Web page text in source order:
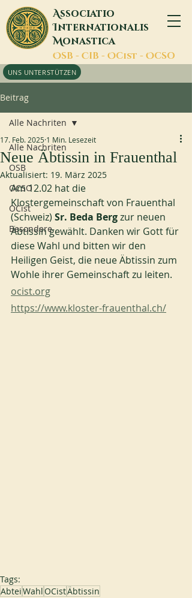
Associatio
Internationalis
Monastica
OSB - CIB - OCist - OCSO
UNS UNTERSTÜTZEN
Beitrag
Alle Nachriten
OSB
OCSO
OCist
Besondere
Alle Nachriten
Neue Äbtissin in Frauenthal
17. Feb. 2025 1 Min. Lesezeit
Aktualisiert: 19. März 2025
Am 12.02 hat die
Klostergemeinschaft von Frauenthal
(Schweiz) Sr. Beda Berg zur neuen
Äbtissin gewählt. Danken wir Gott für
diese Wahl und bitten wir den
Heiligen Geist, die neue Äbtissin zum
Wohle ihrer Gemeinschaft zu leiten.
ocist.org
https://www.kloster-frauenthal.ch/
Tags:
AbteiWahlOCistÄbtissin